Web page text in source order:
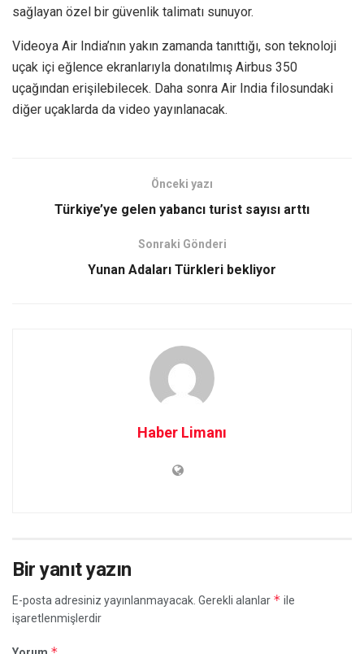
sağlayan özel bir güvenlik talimatı sunuyor.
Videoya Air India’nın yakın zamanda tanıttığı, son teknoloji
uçak içi eğlence ekranlarıyla donatılmış Airbus 350
uçağından erişilebilecek. Daha sonra Air India filosundaki
diğer uçaklarda da video yayınlanacak.
Önceki yazı
Türkiye’ye gelen yabancı turist sayısı arttı
Sonraki Gönderi
Yunan Adaları Türkleri bekliyor
Haber Limanı
Bir yanıt yazın
E-posta adresiniz yayınlanmayacak. Gerekli alanlar * ile
işaretlenmişlerdir